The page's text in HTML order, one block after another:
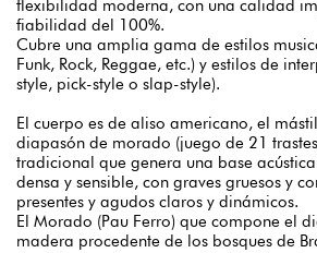
flexibilidad moderna, con una calidad
fiabilidad del 100%.
Cubre una amplia gama de estilos
Funk, Rock, Reggae, etc.) y estilos de
style, pick-style o slap-style).
El cuerpo es de aliso americano, el
diapasón de morado (juego de 21
tradicional que genera una base
densa y sensible, con graves gruesos y
presentes y agudos claros y dinámicos.
El Morado (Pau Ferro) que compone el
madera procedente de los bosques de